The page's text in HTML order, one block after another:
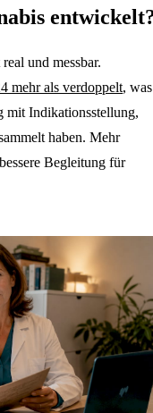
und messbar.
mehr als verdoppelt, was
mit Indikationsstellung,
haben. Mehr
Begleitung für